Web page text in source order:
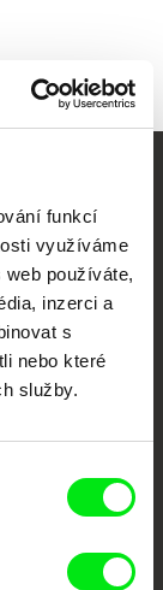
funkcí
využíváme
používáte,
inzerci a
s
nebo které
služby.
evropských
jeho rozmanitost a